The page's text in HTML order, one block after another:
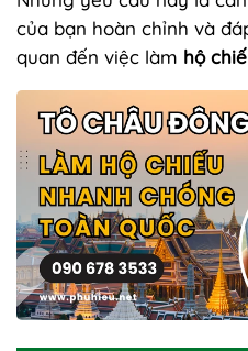
của bạn hoàn chỉnh và
quan đến việc làm hộ